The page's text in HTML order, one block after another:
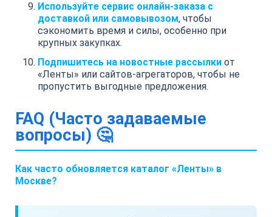
Используйте сервис онлайн-заказа с
доставкой или самовывозом, чтобы
сэкономить время и силы, особенно при
крупных закупках.
Подпишитесь на новостные рассылки от
«Ленты» или сайтов-агрегаторов, чтобы не
пропустить выгодные предложения.
FAQ (Часто задаваемые
вопросы) 🤔
Как часто обновляется каталог «Ленты» в
Москве?